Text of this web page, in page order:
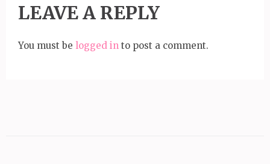
LEAVE A REPLY
You must be logged in to post a comment.